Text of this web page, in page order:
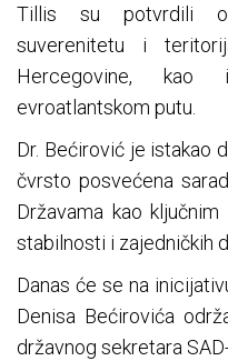
Tillis su potvrdili
suverenitetu i
Hercegovine,
evroatlantskom putu.
Dr. Bećirović je istakao
čvrsto posvećena
Državama kao
stabilnosti i zajedničkih
Danas će se na
Denisa Bećirovića
državnog sekretara